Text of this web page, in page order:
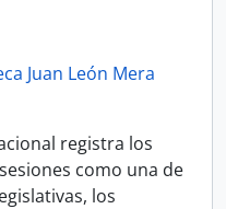
Juan León Mera
registra los
como una de
los